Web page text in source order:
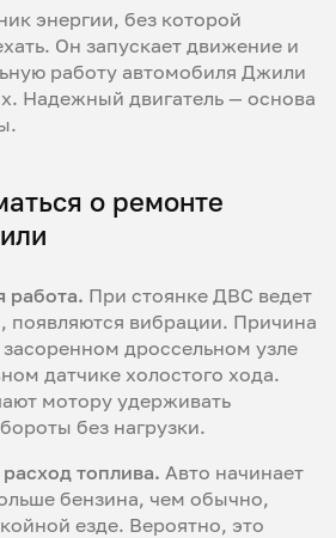
энергии, без которой
Он запускает движение и
работу автомобиля Джили
Надежный двигатель — основа
о ремонте
работа. При стоянке ДВС ведет
появляются вибрации. Причина
дроссельном узле
датчике холостого хода.
мотору удерживать
без нагрузки.
топлива. Авто начинает
бензина, чем обычно,
езде. Вероятно, это